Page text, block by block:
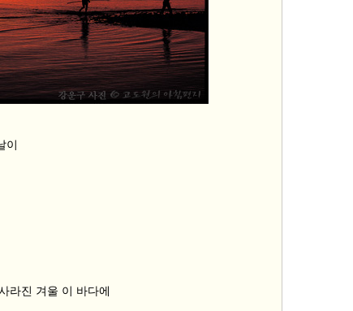
이
라진 겨울 이 바다에